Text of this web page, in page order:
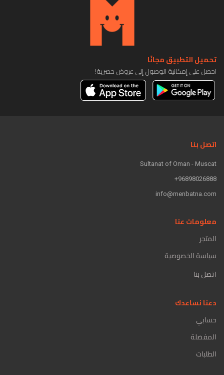
تحميل التطبيق مجانًا
احصل على إمكانية الوصول إلى عروض حصرية!
اتصل بنا
Sultanat of Oman - Muscat
96898026888+
info@menbatna.com
معلومات عنا
المتجر
سياسة الخصوصية
اتصل بنا
دعنا نساعدك
حسابي
المفضلة
الطلبات